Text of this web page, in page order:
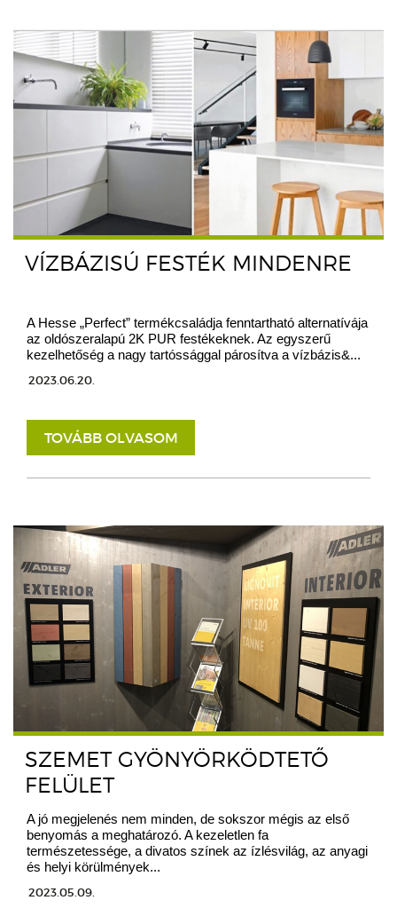
VÍZBÁZISÚ FESTÉK MINDENRE
A Hesse „Perfect” termékcsaládja fenntartható alternatívája
az oldószeralapú 2K PUR festékeknek. Az egyszerű
kezelhetőség a nagy tartóssággal párosítva a vízbázis&...
2023.06.20.
TOVÁBB OLVASOM
SZEMET GYÖNYÖRKÖDTETŐ
FELÜLET
A jó megjelenés nem minden, de sokszor mégis az első
benyomás a meghatározó. A kezeletlen fa
természetessége, a divatos színek az ízlésvilág, az anyagi
és helyi körülmények...
2023.05.09.